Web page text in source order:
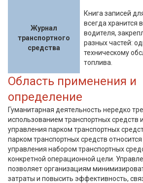
Журнал
транспортного
средства
Книга записей
всегда хранится
водителя,
разных частей:
техническому
топлива.
Область применения и
определение
Гуманитарная деятельность нередко
использованием транспортных средств
управления парком транспортных
парком транспортных средств
управления набором транспортных
конкретной операционной цели.
позволяет организациям
затраты и повысить эффективность,